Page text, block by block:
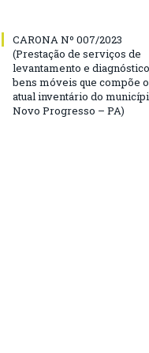
CARONA Nº 007/2023
(Prestação de serviços de
levantamento e
bens móveis que compõe o
atual inventário do
Novo Progresso – PA)